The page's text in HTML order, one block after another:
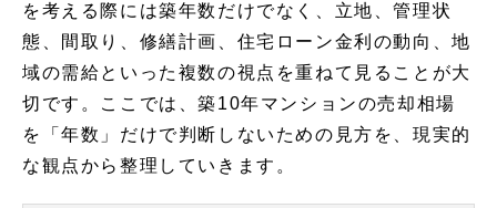
を考える際には築年数だけでなく、立地、管理状
態、間取り、修繕計画、住宅ローン金利の動向、地
域の需給といった複数の視点を重ねて見ることが大
切です。ここでは、築10年マンションの売却相場
を「年数」だけで判断しないための見方を、現実的
な観点から整理していきます。